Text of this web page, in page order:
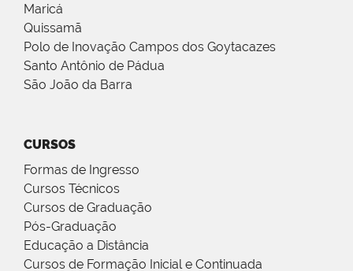
Maricá
Quissamã
Polo de Inovação Campos dos Goytacazes
Santo Antônio de Pádua
São João da Barra
CURSOS
Formas de Ingresso
Cursos Técnicos
Cursos de Graduação
Pós-Graduação
Educação a Distância
Cursos de Formação Inicial e Continuada